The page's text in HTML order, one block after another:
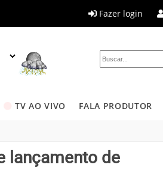
Fazer login
TV AO VIVO FALA PRODUTOR
lançamento de